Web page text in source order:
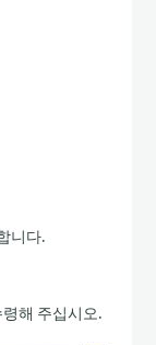
니다.
해 주십시오.